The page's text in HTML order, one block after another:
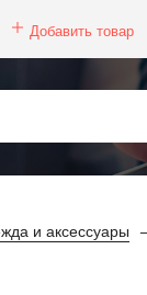
Добавить товар
и аксессуары